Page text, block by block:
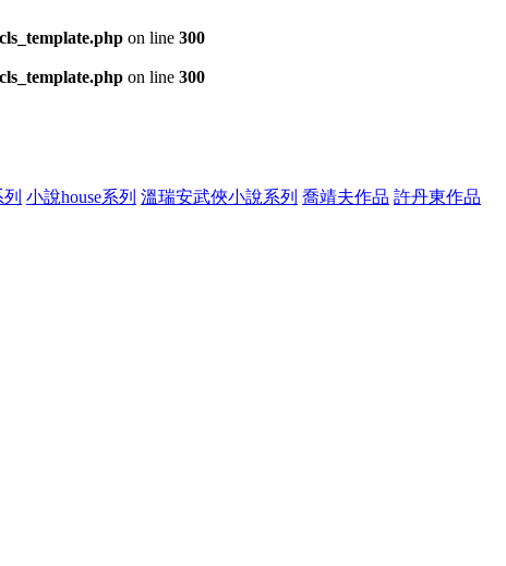
on line 300
on line 300
小說house系列 溫瑞安武俠小說系列 喬靖夫作品 許丹東作品